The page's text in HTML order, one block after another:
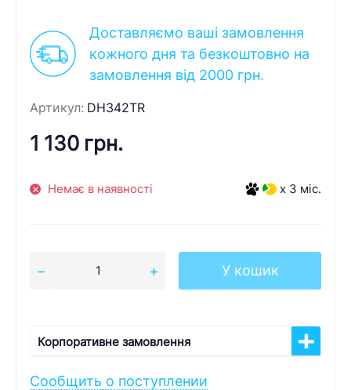
Доставляємо ваші замовлення
кожного дня та безкоштовно на
замовлення від 2000 грн.
Артикул: DH342TR
1 130 грн.
Немає в наявності x 3 міс.
У кошик
Корпоративне замовлення
Сообщить о поступлении